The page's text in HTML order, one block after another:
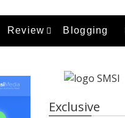
Review Blogging
Exclusive